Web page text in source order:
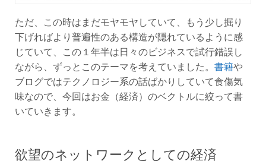
下げればより普遍性のある構造が隠れているように感
じていて、この１年半は日々のビジネスで試行錯誤し
ながら、ずっとこのテーマを考えていました。 書籍 や
ブログではテクノロジー系の話ばかりしていて食傷気
味なので、今回はお金（経済）のベクトルに絞って書
いていきます。
欲望のネットワークとしての経済